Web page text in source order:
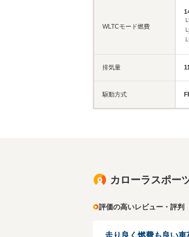
WLTCモード燃費
排気量
駆動方式
カローラスポー
評価の高いレビュー・評判
走り良く燃費も良い